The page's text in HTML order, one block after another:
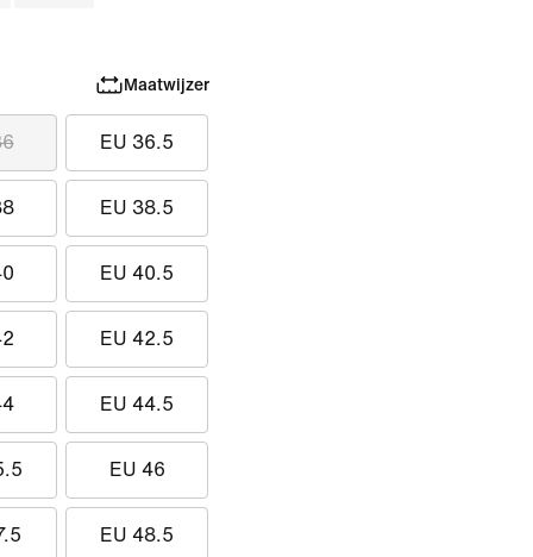
Maatwijzer
EU 36.5
EU 38.5
EU 40.5
EU 42.5
EU 44.5
EU 46
EU 48.5